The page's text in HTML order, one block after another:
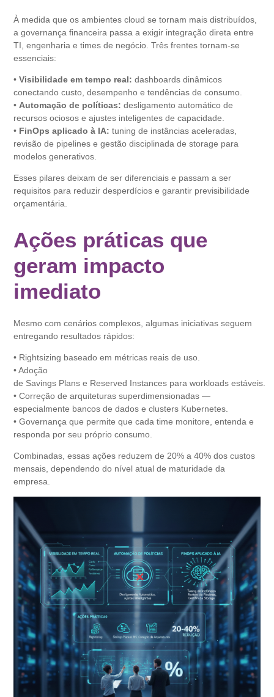
À medida que os ambientes cloud se tornam mais distribuídos,
a governança financeira passa a exigir integração direta entre
TI, engenharia e times de negócio. Três frentes tornam-se
essenciais:
•Visibilidade em tempo real: dashboards dinâmicos
conectando custo, desempenho e tendências de consumo.
• Automação de políticas: desligamento automático de
recursos ociosos e ajustes inteligentes de capacidade.
• FinOps aplicado à IA: tuning de instâncias aceleradas,
revisão de pipelines e gestão disciplinada de storage para
modelos generativos.
Esses pilares deixam de ser diferenciais e passam a ser
requisitos para reduzir desperdícios e garantir previsibilidade
orçamentária.
Ações práticas que
geram impacto
imediato
Mesmo com cenários complexos, algumas iniciativas seguem
entregando resultados rápidos:
• Rightsizing baseado em métricas reais de uso.
• Adoção
de Savings Plans e Reserved Instances para workloads estáveis.
• Correção de arquiteturas superdimensionadas —
especialmente bancos de dados e clusters Kubernetes.
• Governança que permite que cada time monitore, entenda e
responda por seu próprio consumo.
Combinadas, essas ações reduzem de 20% a 40% dos custos
mensais, dependendo do nível atual de maturidade da
empresa.